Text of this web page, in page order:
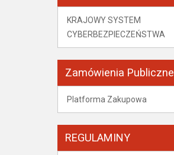
KRAJOWY SYSTEM
CYBERBEZPIECZEŃSTWA
Zamówienia Publiczne
Platforma Zakupowa
REGULAMINY